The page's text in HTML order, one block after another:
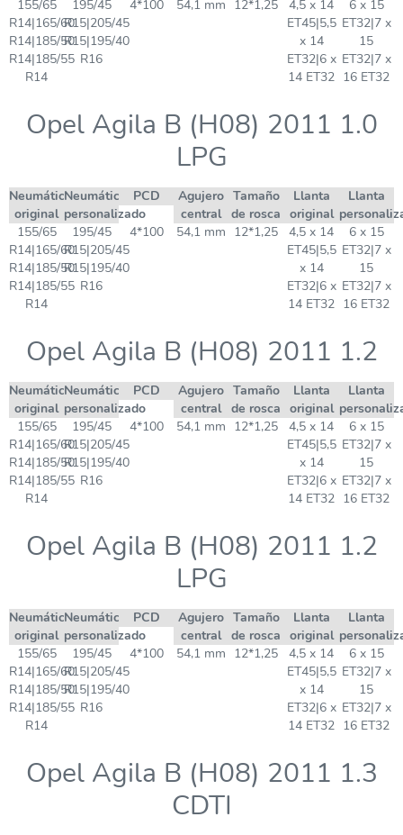
155/65
R14|165/60
R14|185/50
R14|185/55
R14
195/45
R15|205/45
R15|195/40
R16
4*100 54,1 mm 12*1,25
4,5 x 14
ET45|5,5
x 14
ET32|6 x
14 ET32
6 x 15
ET32|7 x
15
ET32|7 x
16 ET32
Opel Agila B (H08) 2011 1.0
LPG
Neumático
original
Neumático
personalizado
PCD
Agujero
central
Tamaño
de rosca
Llanta
original
Llanta
155/65
R14|165/60
R14|185/50
R14|185/55
R14
195/45
R15|205/45
R15|195/40
R16
4*100 54,1 mm 12*1,25
4,5 x 14
ET45|5,5
x 14
ET32|6 x
14 ET32
6 x 15
ET32|7 x
15
ET32|7 x
16 ET32
Opel Agila B (H08) 2011 1.2
Neumático
original
Neumático
personalizado
PCD
Agujero
central
Tamaño
de rosca
Llanta
original
Llanta
155/65
R14|165/60
R14|185/50
R14|185/55
R14
195/45
R15|205/45
R15|195/40
R16
4*100 54,1 mm 12*1,25
4,5 x 14
ET45|5,5
x 14
ET32|6 x
14 ET32
6 x 15
ET32|7 x
15
ET32|7 x
16 ET32
Opel Agila B (H08) 2011 1.2
LPG
Neumático
original
Neumático
personalizado
PCD
Agujero
central
Tamaño
de rosca
Llanta
original
Llanta
155/65
R14|165/60
R14|185/50
R14|185/55
R14
195/45
R15|205/45
R15|195/40
R16
4*100 54,1 mm 12*1,25
4,5 x 14
ET45|5,5
x 14
ET32|6 x
14 ET32
6 x 15
ET32|7 x
15
ET32|7 x
16 ET32
Opel Agila B (H08) 2011 1.3
CDTI